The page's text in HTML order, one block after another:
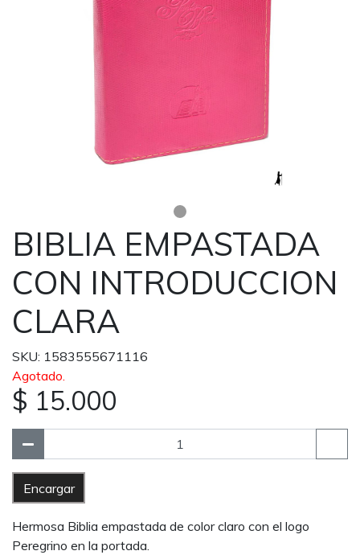
BIBLIA EMPASTADA
CON INTRODUCCION
CLARA
SKU: 1583555671116
Agotado.
$ 15.000
Encargar
Hermosa Biblia empastada de color claro con el logo
Peregrino en la portada.